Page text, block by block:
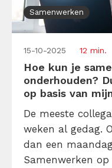
Samenwerken
15-10-2025 12 min.
Hoe kun je
onderhouden?
op basis van
De meeste
weken al gedag.
dan een
Samenwerken